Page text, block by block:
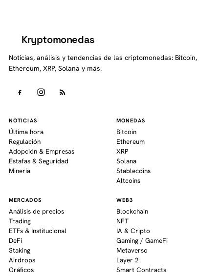
Kryptomonedas
Noticias, análisis y tendencias de las criptomonedas: Bitcoin,
Ethereum, XRP, Solana y más.
NOTICIAS
Última hora
Regulación
Adopción & Empresas
Estafas & Seguridad
Minería
MONEDAS
Bitcoin
Ethereum
XRP
Solana
Stablecoins
Altcoins
MERCADOS
Análisis de precios
Trading
ETFs & Institucional
DeFi
Staking
Airdrops
Gráficos
WEB3
Blockchain
NFT
IA & Cripto
Gaming / GameFi
Metaverso
Layer 2
Smart Contracts